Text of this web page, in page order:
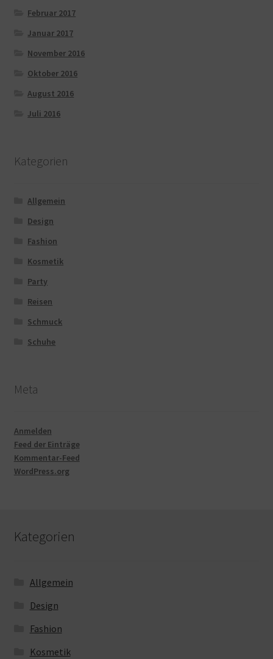
Februar 2017
Januar 2017
November 2016
Oktober 2016
August 2016
Juli 2016
Kategorien
Allgemein
Design
Fashion
Kosmetik
Party
Reisen
Schmuck
Schuhe
Meta
Anmelden
Feed der Einträge
Kommentar-Feed
WordPress.org
Kategorien
Allgemein
Design
Fashion
Kosmetik